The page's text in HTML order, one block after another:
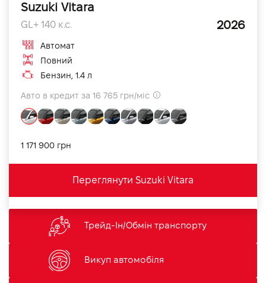
Suzuki Vitara
GL+ 140 к.с. 2026
Автомат
Повний
Бензин, 1.4 л
Авто в кредит за 16 765 грн/міс
1 171 900 грн
Переглянути Suzuki Vitara
Трейд-Ін/Обмін транспорту
Викуп автомобіля